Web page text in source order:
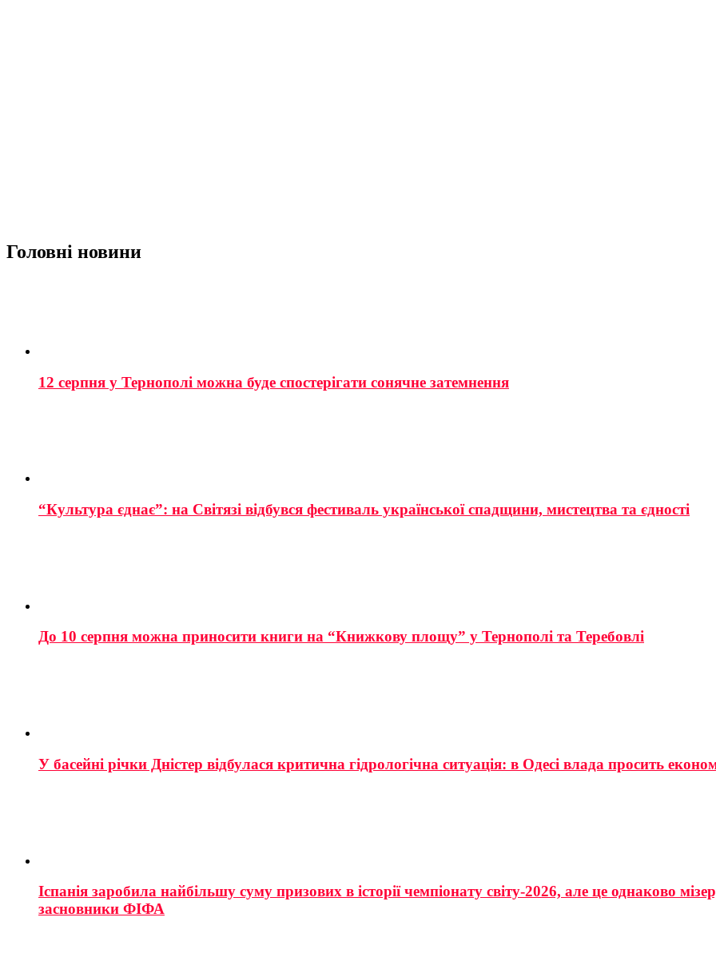
Головні новини
12 серпня у Тернополі можна буде спостерігати сонячне затемнення
“Культура єднає”: на Світязі відбувся фестиваль української спадщини, мистецтва та єдності
До 10 серпня можна приносити книги на “Книжкову площу” у Тернополі та Теребовлі
У басейні річки Дністер відбулася критична гідрологічна ситуація: в Одесі влада просить
Іспанія заробила найбільшу суму призових в історії чемпіонату світу-2026, але це однаково
засновники ФІФА